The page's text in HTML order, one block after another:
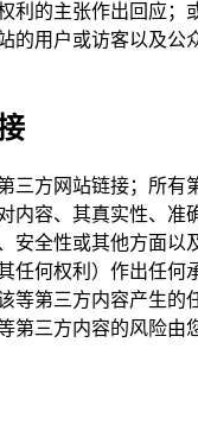
利的主张作出回应；
的用户或访客以及公
三方网站链接；所有
内容、其真实性、准
安全性或其他方面以
任何权利）作出任何
等第三方内容产生的
第三方内容的风险由